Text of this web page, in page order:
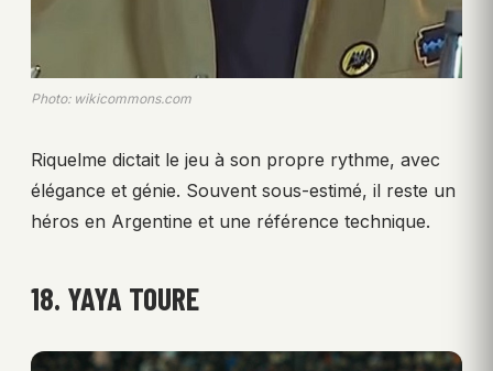
Photo: wikicommons.com
Riquelme dictait le jeu à son propre rythme, avec
élégance et génie. Souvent sous-estimé, il reste un
héros en Argentine et une référence technique.
18. YAYA TOURE